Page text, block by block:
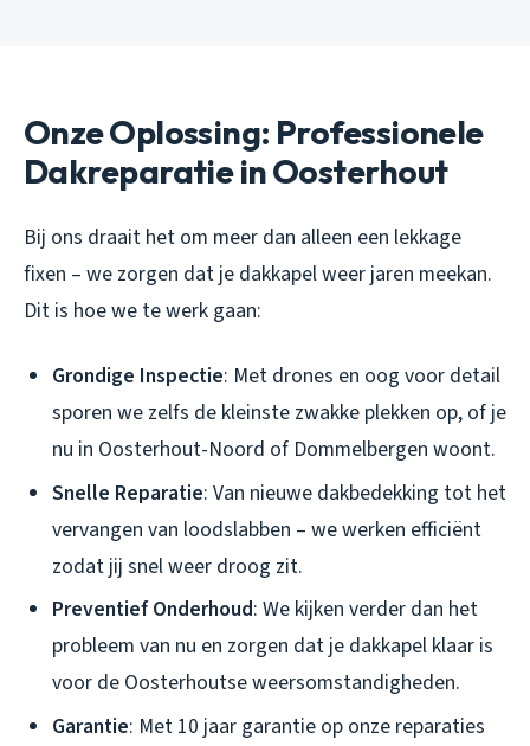
Onze Oplossing: Professionele
Dakreparatie in Oosterhout
Bij ons draait het om meer dan alleen een lekkage
fixen – we zorgen dat je dakkapel weer jaren meekan.
Dit is hoe we te werk gaan:
Grondige Inspectie: Met drones en oog voor detail
sporen we zelfs de kleinste zwakke plekken op, of je
nu in Oosterhout-Noord of Dommelbergen woont.
Snelle Reparatie: Van nieuwe dakbedekking tot het
vervangen van loodslabben – we werken efficiënt
zodat jij snel weer droog zit.
Preventief Onderhoud: We kijken verder dan het
probleem van nu en zorgen dat je dakkapel klaar is
voor de Oosterhoutse weersomstandigheden.
Garantie: Met 10 jaar garantie op onze reparaties